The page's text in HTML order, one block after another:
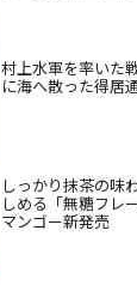
村上水軍を率いた
に海へ散った得居
しっかり抹茶の味
しめる「無糖フレ
マンゴー新発売